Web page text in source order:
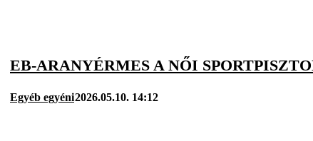
EB-ARANYÉRMES A NŐI
Egyéb egyéni2026.05.10. 14:12